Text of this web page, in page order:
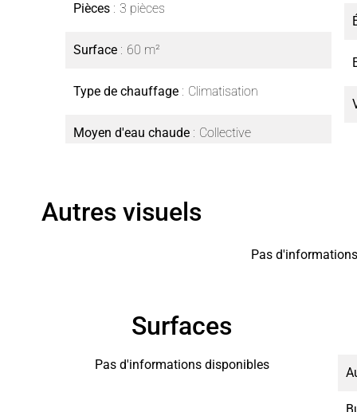
Pièces 3 pièces
Surface 60 m²
Type de chauffage Climatisation
Moyen d'eau chaude Collective
Autres visuels
Pas
Surfaces
Pas d'informations disponibles